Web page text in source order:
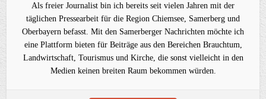
Als freier Journalist bin ich bereits seit vielen Jahren mit der
täglichen Pressearbeit für die Region Chiemsee, Samerberg und
Oberbayern befasst. Mit den Samerberger Nachrichten möchte ich
eine Plattform bieten für Beiträge aus den Bereichen Brauchtum,
Landwirtschaft, Tourismus und Kirche, die sonst vielleicht in den
Medien keinen breiten Raum bekommen würden.